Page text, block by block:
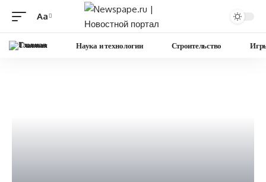
Изменение
Aa
Главная Наука и технологии Строительство